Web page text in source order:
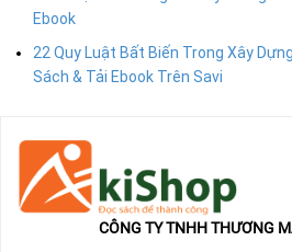
Ebook
22 Quy Luật Bất Biến Trong Xây
Sách & Tải Ebook Trên Savi
CÔNG TY TNHH THƯƠNG